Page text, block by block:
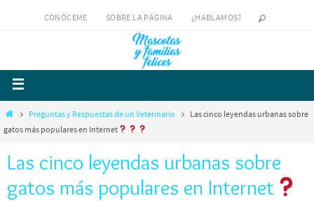
CONÓCEME SOBRE LA PÁGINA ¿HABLAMOS?
Preguntas y Respuestas de un Veterinario
Las cinco leyendas urbanas sobre
gatos más populares en Internet
Las cinco leyendas urbanas sobre
gatos más populares en Internet